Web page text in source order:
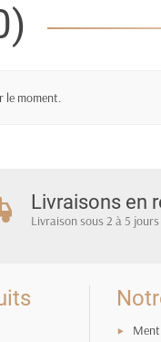
Huile
le moment.
Livraisons en
Livraison sous 2 à 5 jours